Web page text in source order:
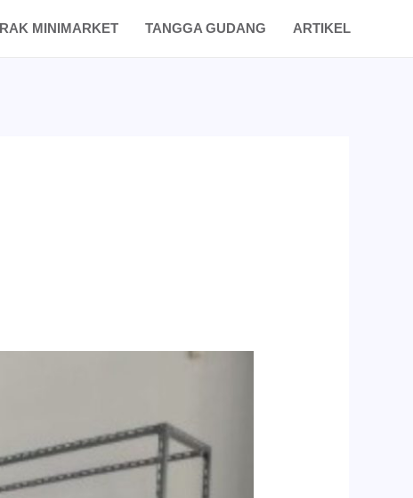
RAK MINIMARKET TANGGA GUDANG ARTIKEL